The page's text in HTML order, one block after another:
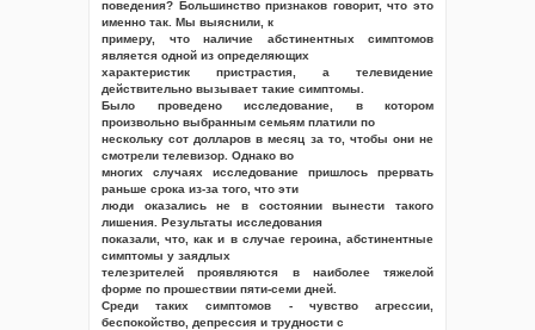
поведения? Большинство признаков говорит, что это
именно так. Мы выяснили, к
примеру, что наличие абстинентных симптомов
является одной из определяющих
характеристик пристрастия, а телевидение
действительно вызывает такие симптомы.
Было проведено исследование, в котором
произвольно выбранным семьям платили по
нескольку сот долларов в месяц за то, чтобы они не
смотрели телевизор. Однако во
многих случаях исследование пришлось прервать
раньше срока из-за того, что эти
люди оказались не в состоянии вынести такого
лишения. Результаты исследования
показали, что, как и в случае героина, абстинентные
симптомы у заядлых
телезрителей проявляются в наиболее тяжелой
форме по прошествии пяти-семи дней.
Среди таких симптомов - чувство агрессии,
беспокойство, депрессия и трудности с